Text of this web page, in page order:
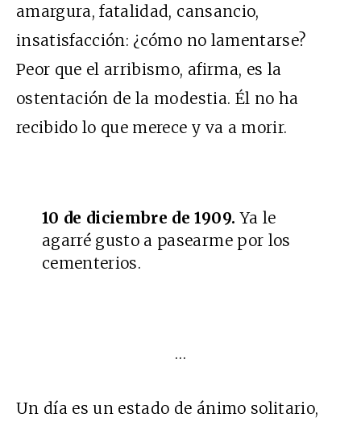
amargura, fatalidad, cansancio,
insatisfacción: ¿cómo no lamentarse?
Peor que el arribismo, afirma, es la
ostentación de la modestia. Él no ha
recibido lo que merece y va a morir.
10 de diciembre de 1909.Ya le
agarré gusto a pasearme por los
cementerios.
…
Un día es un estado de ánimo solitario,